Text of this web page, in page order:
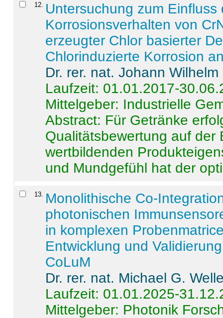
12
Untersuchung zum
Korrosionsverhalten von
erzeugter Chlor basierter
Chlorinduzierte Korrosion
Dr. rer. nat. Johann
Laufzeit: 01.01.2017-
Mittelgeber: Industrielle
Abstract: Für Getränke
Qualitätsbewertung auf der
wertbildenden
und Mundgefühl hat der
13
Monolithische Co-
photonischen
in komplexen
Entwicklung und
CoLuM
Dr. rer. nat. Michael G.
Laufzeit: 01.01.2025-
Mittelgeber: Photonik